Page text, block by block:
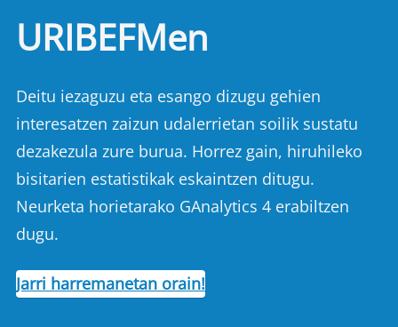
URIBEFMen
Deitu iezaguzu eta esango dizugu gehien
interesatzen zaizun udalerrietan soilik sustatu
dezakezula zure burua. Horrez gain, hiruhileko
bisitarien estatistikak eskaintzen ditugu.
Neurketa horietarako GAnalytics 4 erabiltzen
dugu.
Jarri harremanetan orain!